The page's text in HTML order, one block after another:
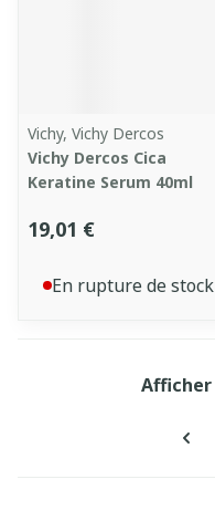
Vichy, Vichy Dercos
Vichy Dercos Cica
Keratine Serum 40ml
19,01 €
En rupture de stock
Afficher